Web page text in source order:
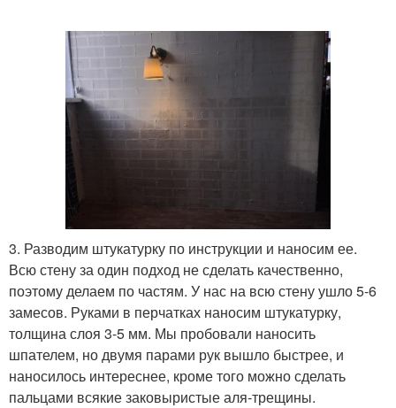
3. Разводим штукатурку по инструкции и наносим ее.
Всю стену за один подход не сделать качественно,
поэтому делаем по частям. У нас на всю стену ушло 5-6
замесов. Руками в перчатках наносим штукатурку,
толщина слоя 3-5 мм. Мы пробовали наносить
шпателем, но двумя парами рук вышло быстрее, и
наносилось интереснее, кроме того можно сделать
пальцами всякие заковыристые аля-трещины.